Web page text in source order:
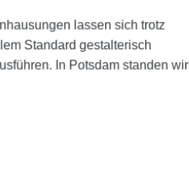
lassen sich trotz
Standard gestalterisch
In Potsdam standen wir